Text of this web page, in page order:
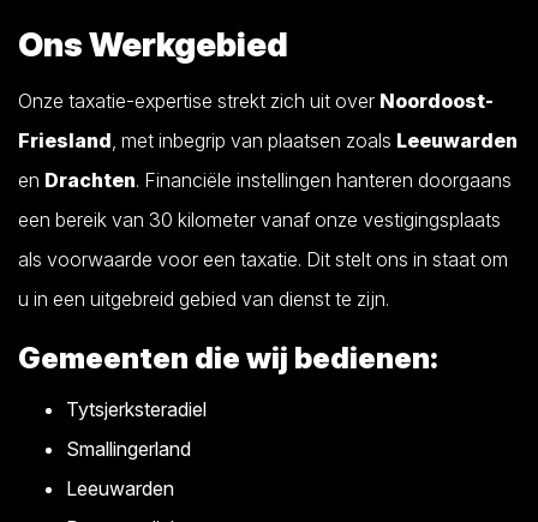
Ons Werkgebied
Onze taxatie-expertise strekt zich uit over Noordoost-
Friesland, met inbegrip van plaatsen zoals Leeuwarden
en Drachten. Financiële instellingen hanteren doorgaans
een bereik van 30 kilometer vanaf onze vestigingsplaats
als voorwaarde voor een taxatie. Dit stelt ons in staat om
u in een uitgebreid gebied van dienst te zijn.
Gemeenten die wij bedienen:
Tytsjerksteradiel
Smallingerland
Leeuwarden